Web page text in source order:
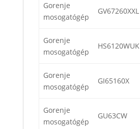
Gorenje
mosogatógép
GV67260XXL
Gorenje
mosogatógép
HS6120WUK
Gorenje
mosogatógép
GI65160X
Gorenje
mosogatógép
GU63CW